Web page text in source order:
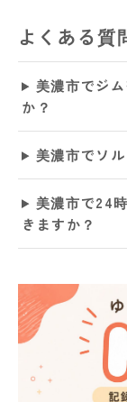
よくある質
美濃市でジ
か？
美濃市でソ
美濃市で24
きますか？